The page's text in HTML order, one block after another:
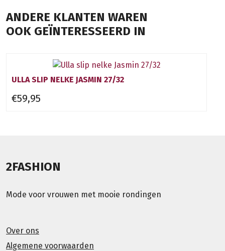
ANDERE KLANTEN WAREN
OOK GEÏNTERESSEERD IN
ULLA SLIP NELKE JASMIN 27/32
€59,95
2FASHION
Mode voor vrouwen met mooie rondingen
Over ons
Algemene voorwaarden